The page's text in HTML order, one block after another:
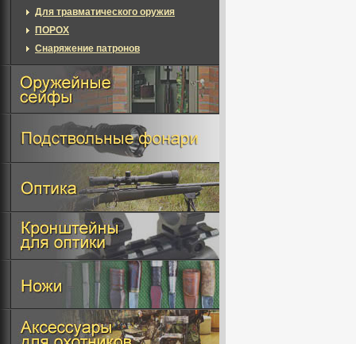
Для травматического оружия
ПОРОХ
Снаряжение патронов